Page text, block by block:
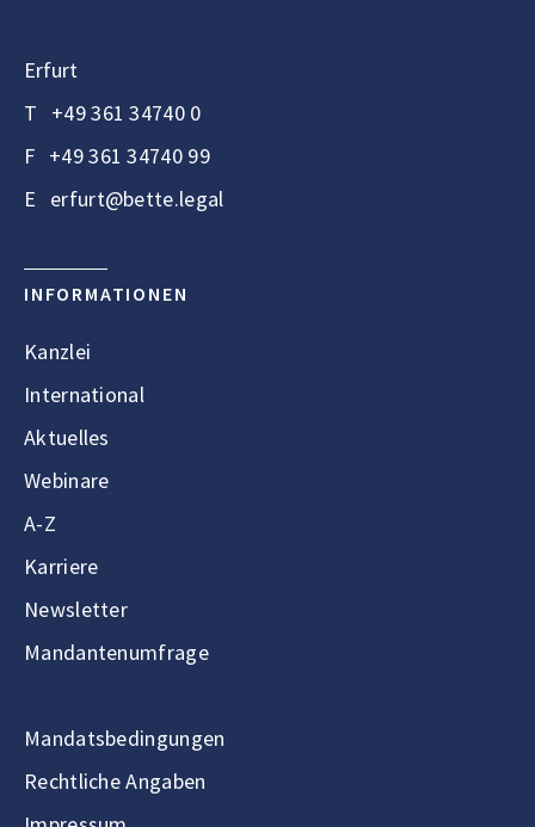
Erfurt
T +49 361 34740 0
F +49 361 34740 99
E erfurt@bette.legal
INFORMATIONEN
Kanzlei
International
Aktuelles
Webinare
A-Z
Karriere
Newsletter
Mandantenumfrage
Mandatsbedingungen
Rechtliche Angaben